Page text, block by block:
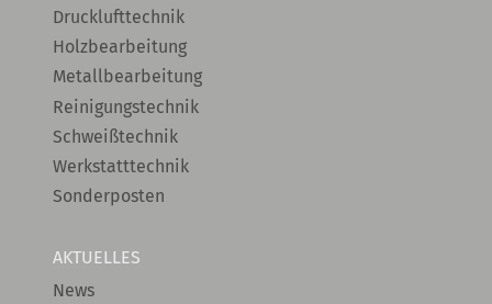
Drucklufttechnik
Holzbearbeitung
Metallbearbeitung
Reinigungstechnik
Schweißtechnik
Werkstatttechnik
Sonderposten
AKTUELLES
News